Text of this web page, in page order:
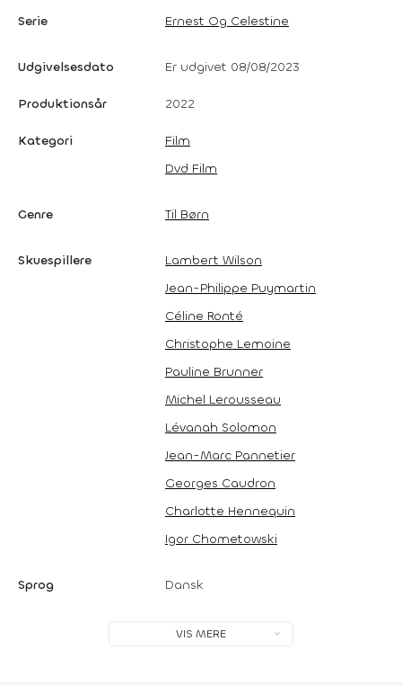
Serie Ernest Og Celestine
Udgivelsesdato Er udgivet 08/08/2023
Produktionsår 2022
Kategori
Film
Dvd Film
Genre Til Børn
Skuespillere
Lambert Wilson
Jean-Philippe Puymartin
Céline Ronté
Christophe Lemoine
Pauline Brunner
Michel Lerousseau
Lévanah Solomon
Jean-Marc Pannetier
Georges Caudron
Charlotte Hennequin
Igor Chometowski
Sprog Dansk
VIS MERE